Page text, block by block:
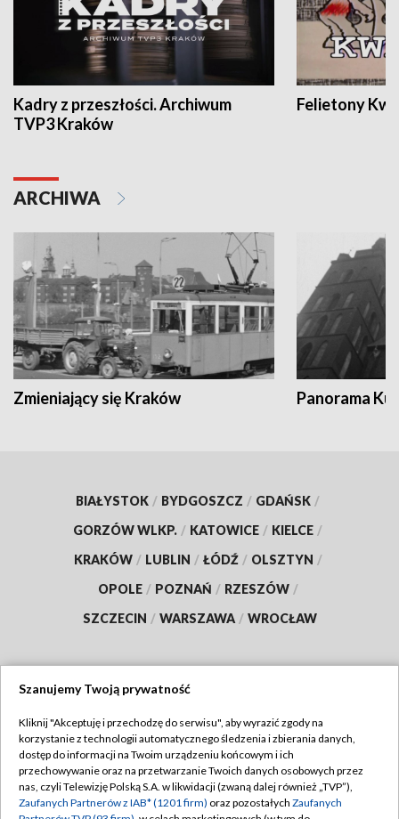
Kadry z przeszłości. Archiwum
TVP3 Kraków
Felietony
ARCHIWA
Zmieniający się Kraków Panorama
BIAŁYSTOK / BYDGOSZCZ / GDAŃSK /
GORZÓW WLKP. / KATOWICE / KIELCE /
KRAKÓW / LUBLIN / ŁÓDŹ / OLSZTYN /
OPOLE / POZNAŃ / RZESZÓW /
SZCZECIN / WARSZAWA / WROCŁAW
TVP
Abonament TVP
Emisja w TVP
Regulamin TVP
Polityka prywatności
Szanujemy Twoją prywatność
Kliknij "Akceptuję i przechodzę do serwisu", aby wyrazić zgody na
korzystanie z technologii automatycznego śledzenia i zbierania danych,
dostęp do informacji na Twoim urządzeniu końcowym i ich
przechowywanie oraz na przetwarzanie Twoich danych osobowych przez
nas, czyli Telewizję Polską S.A. w likwidacji (zwaną dalej również „TVP”),
Zaufanych Partnerów z IAB* (1201 firm) oraz pozostałych Zaufanych